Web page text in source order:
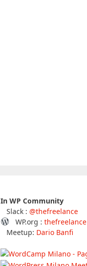
In WP Community
Slack :@thefreelance
WP.org :thefreelance
Meetup: Dario Banfi